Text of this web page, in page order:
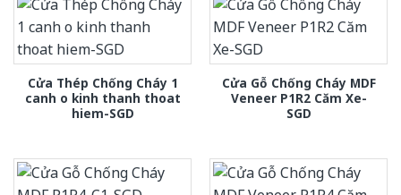
Cửa Thép Chống Cháy 1
canh o kinh thanh thoat
hiem-SGD
Cửa Gỗ Chống Cháy MDF
Veneer P1R2 Căm Xe-
SGD